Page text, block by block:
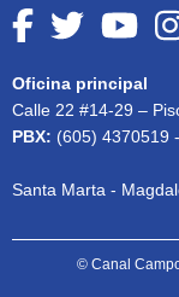
Oficina principal
Calle 22 #14-29 –
PBX: (605) 4370519
Santa Marta -
© Canal